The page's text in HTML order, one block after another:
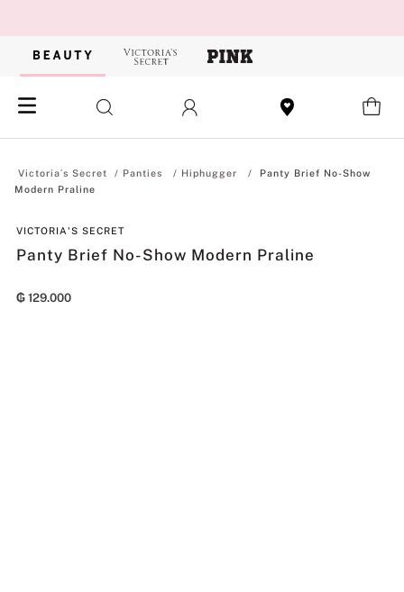
Panties Hiphugger
Panty Brief No-Show
Modern Praline
VICTORIA'S SECRET
Panty Brief No-Show Modern Praline
₲ 129.000